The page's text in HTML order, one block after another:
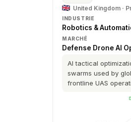
United Kingdom ·
INDUSTRIE
Robotics &
MARCHÉ
Defense Drone AI
AI tactical
swarms used by
frontline UAS